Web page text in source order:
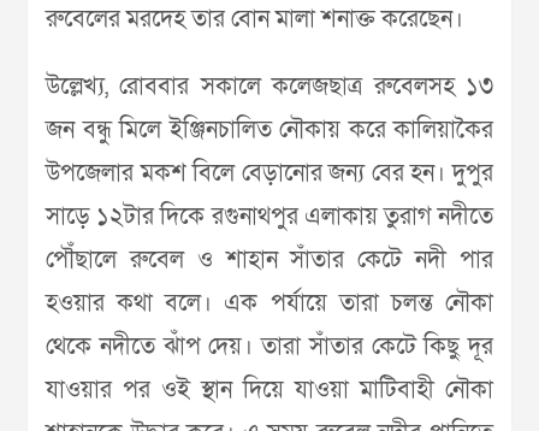
রুবেলের মরদেহ তার বোন মালা শনাক্ত করেছেন।
উল্লেখ্য, রোববার সকালে কলেজছাত্র রুবেলসহ ১৩
জন বন্ধু মিলে ইঞ্জিনচালিত নৌকায় করে কালিয়াকৈর
উপজেলার মকশ বিলে বেড়ানোর জন্য বের হন। দুপুর
সাড়ে ১২টার দিকে রগুনাথপুর এলাকায় তুরাগ নদীতে
পৌঁছালে রুবেল ও শাহান সাঁতার কেটে নদী পার
হওয়ার কথা বলে। এক পর্যায়ে তারা চলন্ত নৌকা
থেকে নদীতে ঝাঁপ দেয়। তারা সাঁতার কেটে কিছু দূর
যাওয়ার পর ওই স্থান দিয়ে যাওয়া মাটিবাহী নৌকা